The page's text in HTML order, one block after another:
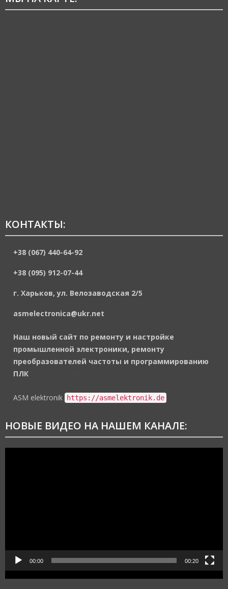
КОНТАКТЫ:
+38 (067) 440-64-92
+38 (095) 912-07-44
г. Харьков, ул. Велозаводская 2/5
asmelectronica@ukr.net
Наш новый сайт по ремонту и настройке
промышленной электроники, ремонту
преобразователей частоты и программированию
ПЛК
ASM elektronik https://asmelektronik.de
НОВЫЕ ВИДЕО НА НАШЕМ КАНАЛЕ:
00:00 00:20